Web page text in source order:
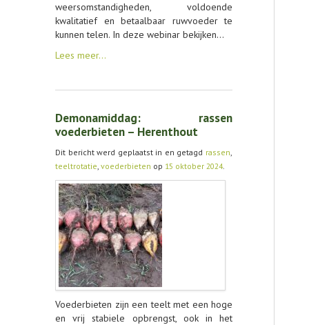
weersomstandigheden, voldoende
kwalitatief en betaalbaar ruwvoeder te
kunnen telen. In deze webinar bekijken…
Lees meer…
Demonamiddag: rassen
voederbieten – Herenthout
Dit bericht werd geplaatst in en getagd rassen,
teeltrotatie, voederbieten op 15 oktober 2024.
Voederbieten zijn een teelt met een hoge
en vrij stabiele opbrengst, ook in het